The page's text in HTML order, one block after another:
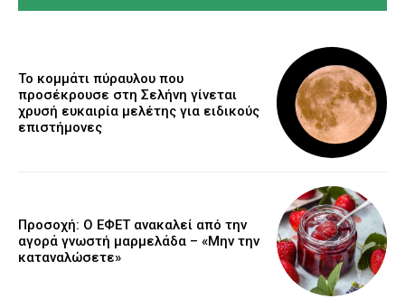
Το κομμάτι πύραυλου που
προσέκρουσε στη Σελήνη γίνεται
χρυσή ευκαιρία μελέτης για ειδικούς
επιστήμονες
Προσοχή: Ο ΕΦΕΤ ανακαλεί από την
αγορά γνωστή μαρμελάδα – «Μην την
καταναλώσετε»